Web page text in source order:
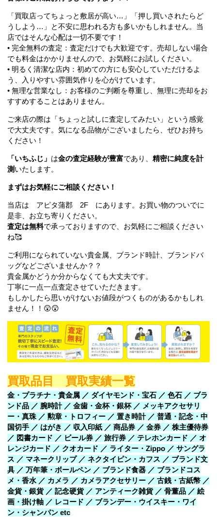
「買取店ってちょっと敷居が高い…」「押し買いされたらど
うしよう…」と不安に思われる方も多いかもしれません。当
店ではそんな心配は一切不要です！
• 完全無料の査定：査定だけでも大歓迎です。売却しない場合
でも料金はかかりませんので、お気軽にお試しください。
• 明るく清潔な店内：初めての方にも安心していただけるよ
う、入りやすい雰囲気作りを心がけています。
• 無理な営業なし：お客様のご判断を尊重し、無理に売却をお
すすめすることはありません。
ご来店の際は「ちょっと試しに査定してみたい」という感覚
で大丈夫です。気になる品物がございましたら、ぜひお持ち
ください！
「いちふじ」 は金の査定経験が豊富であり、 精密に純度を計
測いたします。
まずはお気軽にご相談ください！
当店は アピタ蒲郡 2F にあります。お買い物のついでに
是非、お立ち寄りください。
査定は無料で承っておりますので、お気軽にご相談ください
ね🥰
ご利用になられていない貴金属、ブランド時計、ブランドバ
ッグなどございませんか？？
貴金属かどうか分からなくても大丈夫です。
丁寧に一点一点査定させていただきます。
もしかしたら思いがけないお値段がつくものがあるかもしれ
ません！！😲😲
買取品目 買取実績一覧
金・プラチナ・貴金属 ／ ダイヤモンド・宝石 ／ 色石 ／ ブラ
ンド品 ／ 腕時計 ／ 金歯・金杯・銀杯 ／ メッキアクセサリ
ー・真珠 ／ 勲章・トロフィー ／ 置き時計 ／ 普通・記念・中
国切手 ／ はがき ／ 収入印紙 ／ 商品券 ／ 金券 ／ 株主優待券
／ 図書カード ／ ビール券 ／ 旅行券 ／ テレホンカード ／ オ
レンジカード ／ クオカード ／ ライター・Zippo ／ サングラ
ス ／ マネークリップ ／ ネクタイピン・カフス ／ ブランド文
具 ／ 万年筆・ボールペン ／ ブランド食器 ／ ブランドコス
メ・香水 ／ カメラ ／ カメラアクセサリー ／ 古銭・古紙幣 ／
金貨・銀貨 ／ 記念硬貨 ／ アンティーク雑貨 ／ 骨董品 ／ 絵
画・掛け軸 ／ レコード ／ ブランデー・ウイスキー・ワイ
ン・シャンパン etc